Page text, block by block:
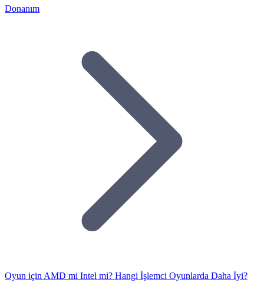
Donanım
Oyun için AMD mi Intel mi? Hangi İşlemci Oyunlarda Daha İyi?